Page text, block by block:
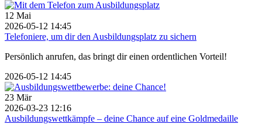
12 Mai
2026-05-12 14:45
Telefoniere, um dir den Ausbildungsplatz zu sichern
Persönlich anrufen, das bringt dir einen ordentlichen Vorteil!
2026-05-12 14:45
23 Mär
2026-03-23 12:16
Ausbildungswettkämpfe – deine Chance auf eine Goldmedaille